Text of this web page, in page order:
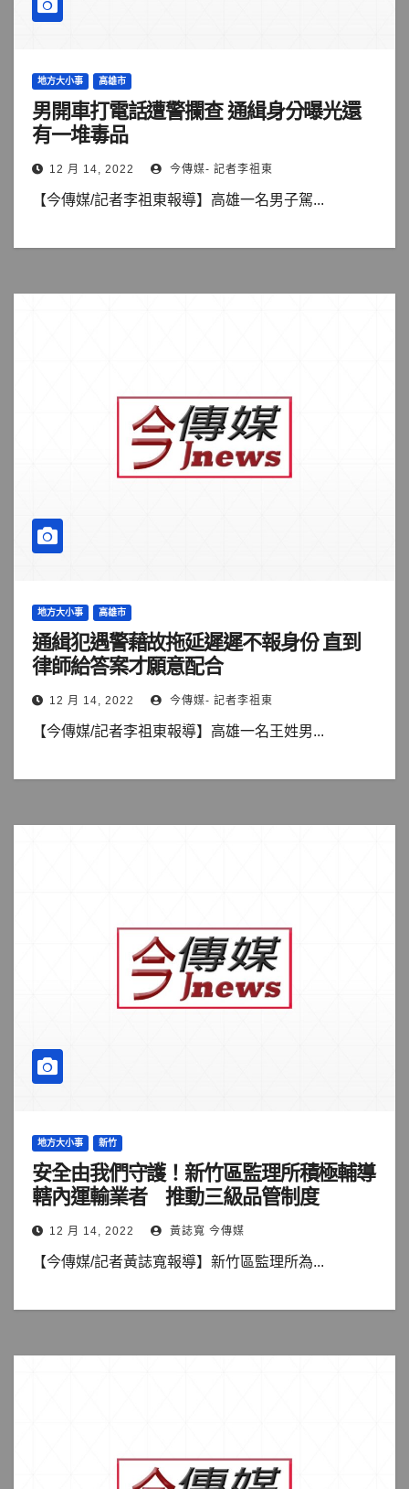
地方大小事 高雄市
男開車打電話遭警攔查 通緝身分曝光還
有一堆毒品
12 月 14, 2022 今傳媒- 記者李祖東
【今傳媒/記者李祖東報導】高雄一名男子駕...
地方大小事 高雄市
通緝犯遇警藉故拖延遲遲不報身份 直到
律師給答案才願意配合
12 月 14, 2022 今傳媒- 記者李祖東
【今傳媒/記者李祖東報導】高雄一名王姓男...
地方大小事 新竹
安全由我們守護！新竹區監理所積極輔導
轄內運輸業者 推動三級品管制度
12 月 14, 2022 黃誌寬 今傳媒
【今傳媒/記者黃誌寬報導】新竹區監理所為...